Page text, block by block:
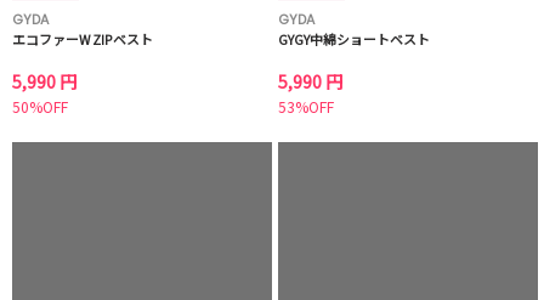
GYDA
エコファーW ZIPベスト
5,990 円
50%OFF
GYDA
GYGY中綿ショートベスト
5,990 円
53%OFF